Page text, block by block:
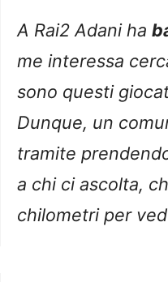
A Rai2 Adani ha
me interessa
sono questi
Dunque, un
tramite
a chi ci ascolta,
chilometri per